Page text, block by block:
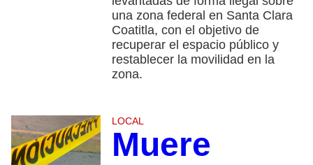
una zona federal en Santa Clara
Coatitla, con el objetivo de
recuperar el espacio público y
restablecer la movilidad en la
zona.
LOCAL
Muere